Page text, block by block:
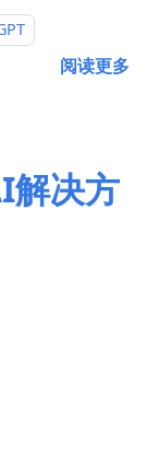
阅读更多
解决方